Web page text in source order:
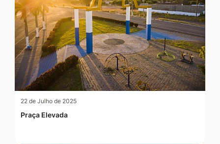
22 de Julho de 2025
Praça Elevada